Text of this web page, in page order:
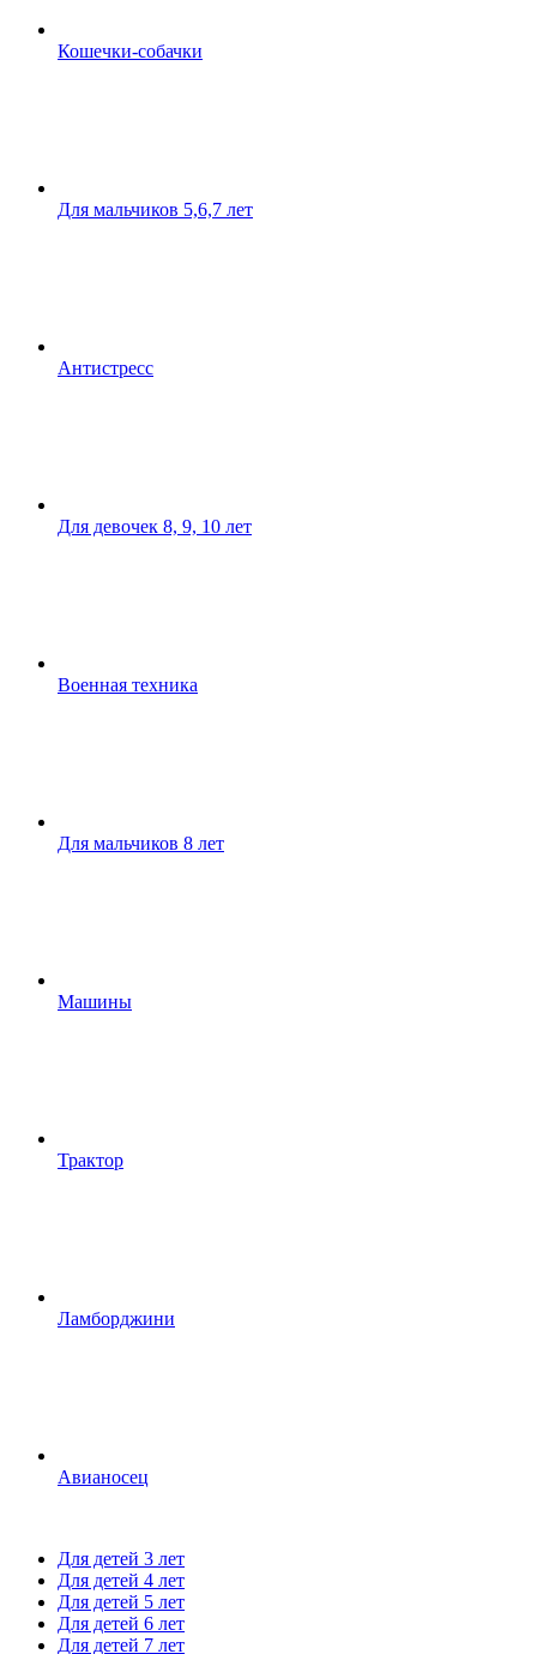
Кошечки-собачки
Для мальчиков 5,6,7 лет
Антистресс
Для девочек 8, 9, 10 лет
Военная техника
Для мальчиков 8 лет
Машины
Трактор
Ламборджини
Авианосец
Для детей 3 лет
Для детей 4 лет
Для детей 5 лет
Для детей 6 лет
Для детей 7 лет